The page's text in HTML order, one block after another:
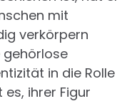
mit
verkörpern
gehörlose
in die Rolle
ihrer Figur